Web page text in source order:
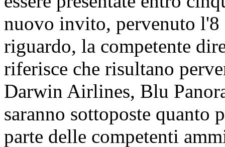
nuovo invito, pervenuto
riguardo, la competente
riferisce che risultano
Darwin Airlines, Blu
saranno sottoposte quanto
parte delle competenti